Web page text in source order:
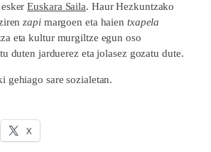
eskerEuskara Saila. Haur Hezkuntzako
zapi margoen eta haien txapela
eta kultur murgiltze egun oso
duten jarduerez eta jolasez gozatu dute.
gehiago sare sozialetan.
X